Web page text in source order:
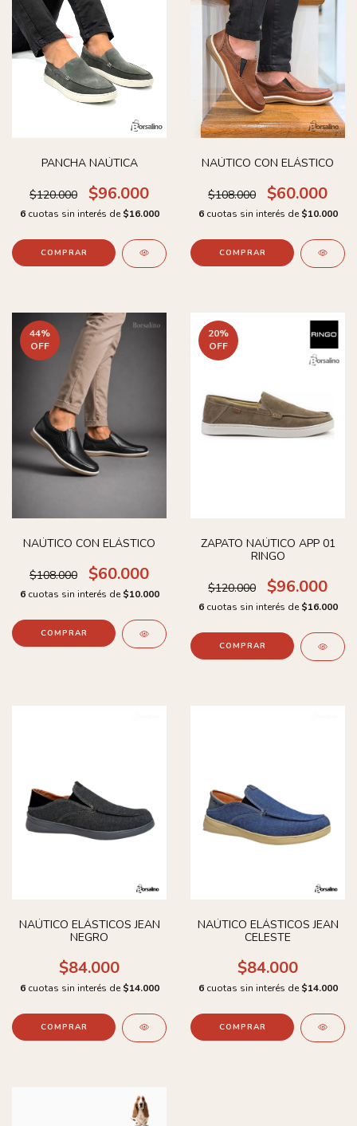
PANCHA NAÚTICA
$120.000 $96.000
6 cuotas sin interés de $16.000
COMPRAR
NAÚTICO CON ELÁSTICO
$108.000 $60.000
6 cuotas sin interés de $10.000
COMPRAR
44%
OFF
NAÚTICO CON ELÁSTICO
$108.000 $60.000
6 cuotas sin interés de $10.000
COMPRAR
20%
OFF
ZAPATO NAÚTICO APP 01
RINGO
$120.000 $96.000
6 cuotas sin interés de $16.000
COMPRAR
NAÚTICO ELÁSTICOS JEAN
NEGRO
$84.000
6 cuotas sin interés de $14.000
COMPRAR
NAÚTICO ELÁSTICOS JEAN
CELESTE
$84.000
6 cuotas sin interés de $14.000
COMPRAR